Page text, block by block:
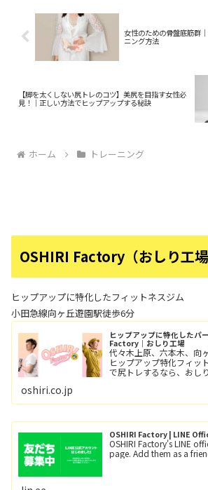
女性のための骨盤底筋群
ニング方法
【脚を太くしない尻トレのコツ】美尻を目指す女性必
見！｜正しい方法でヒップアップする秘訣
ホーム トレーニング
OSHIRI Factory（おしり工場
ヒップアップに特化したフィットネスジム
小田急線向ヶ丘遊園駅徒歩6分
ヒップアップに特化したパ
Factory｜おしり工場
代々木上原、六本木、向
ヒップアップ特化フィッ
で尻トレするなら、おし
駅/徒歩12分。
oshiri.co.jp
OSHIRI Factory | LINE
OSHIRI Factory's LINE
page. Add them as a